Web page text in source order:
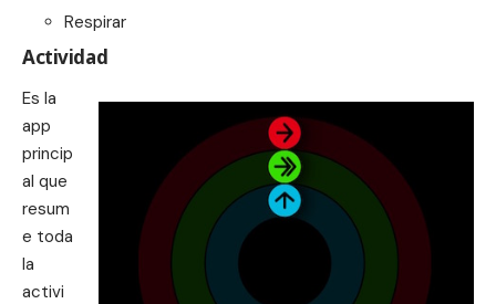
Respirar
Actividad
Es la
app
princip
al que
resum
e toda
la
activi